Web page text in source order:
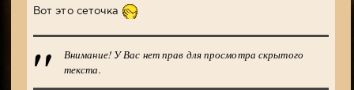
Вот это сеточка
Внимание! У Вас нет прав для просмотра скрытого
текста.